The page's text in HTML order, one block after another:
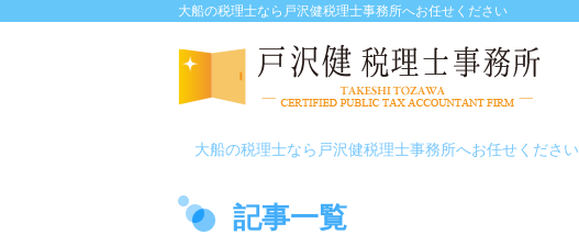
大船の税理士なら戸沢健税理士事務所へお任せください
大船の税理士なら戸沢健税理士事務所へお任せください
記事一覧